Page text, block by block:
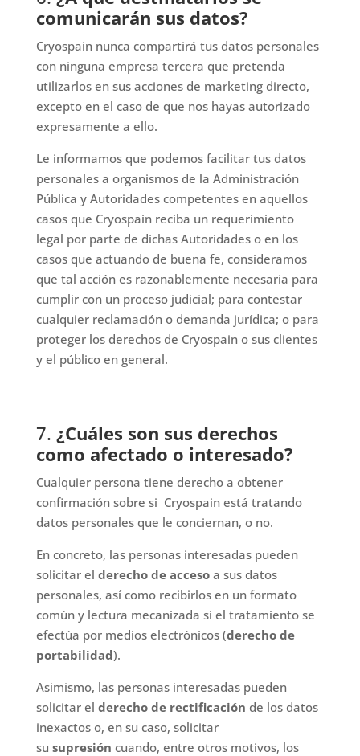
comunicarán sus datos?
Cryospain nunca compartirá tus datos personales
con ninguna empresa tercera que pretenda
utilizarlos en sus acciones de marketing directo,
excepto en el caso de que nos hayas autorizado
expresamente a ello.
Le informamos que podemos facilitar tus datos
personales a organismos de la Administración
Pública y Autoridades competentes en aquellos
casos que Cryospain reciba un requerimiento
legal por parte de dichas Autoridades o en los
casos que actuando de buena fe, consideramos
que tal acción es razonablemente necesaria para
cumplir con un proceso judicial; para contestar
cualquier reclamación o demanda jurídica; o para
proteger los derechos de Cryospain o sus clientes
y el público en general.
7. ¿Cuáles son sus derechos
como afectado o interesado?
Cualquier persona tiene derecho a obtener
confirmación sobre si Cryospain está tratando
datos personales que le conciernan, o no.
En concreto, las personas interesadas pueden
solicitar el derecho de accesoa sus datos
personales, así como recibirlos en un formato
común y lectura mecanizada si el tratamiento se
efectúa por medios electrónicos (derecho de
portabilidad).
Asimismo, las personas interesadas pueden
solicitar el derecho de rectificación de los datos
inexactos o, en su caso, solicitar
su supresión cuando, entre otros motivos, los